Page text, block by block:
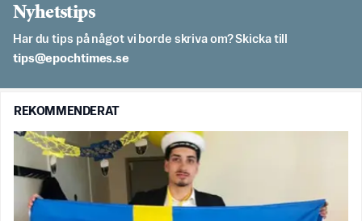
Nyhetstips
Har du tips på något vi borde skriva om? Skicka till
es.semithcope@spit
REKOMMENDERAT